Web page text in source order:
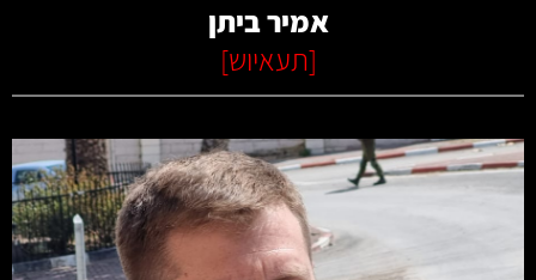
אמיר ביתן
[תעאיוש]